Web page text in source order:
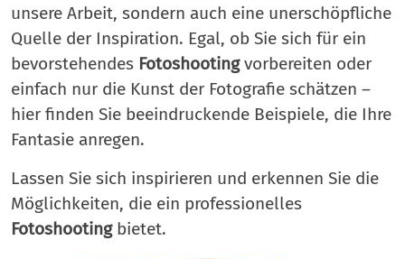
unsere Arbeit, sondern auch eine unerschöpfliche
Quelle der Inspiration. Egal, ob Sie sich für ein
bevorstehendes Fotoshootingvorbereiten oder
einfach nur die Kunst der Fotografie schätzen –
hier finden Sie beeindruckende Beispiele, die Ihre
Fantasie anregen.
Lassen Sie sich inspirieren und erkennen Sie die
Möglichkeiten, die ein professionelles
Fotoshootingbietet.